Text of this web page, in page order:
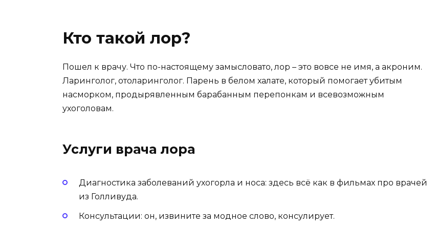
Кто такой лор?
Пошел к врачу. Что по-настоящему замысловато, лор – это вовсе не имя, а акроним.
Ларинголог, отоларинголог. Парень в белом халате, который помогает убитым
насморком, продырявленным барабанным перепонкам и всевозможным
ухоголовам.
Услуги врача лора
Диагностика заболеваний ухогорла и носа: здесь всё как в фильмах про врачей
из Голливуда.
Консультации: он, извините за модное слово, консулирует.